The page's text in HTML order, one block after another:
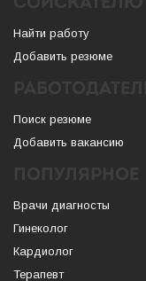
Найти работу
Добавить резюме
Поиск резюме
Добавить вакансию
Врачи диагносты
Гинеколог
Кардиолог
Терапевт